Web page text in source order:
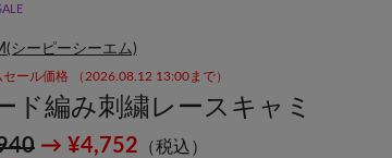
シーピーシーエム)
セール価格 （2026.08.12 13:00まで）
ド編み刺繍レースキャミ
→ ¥4,752 （税込）